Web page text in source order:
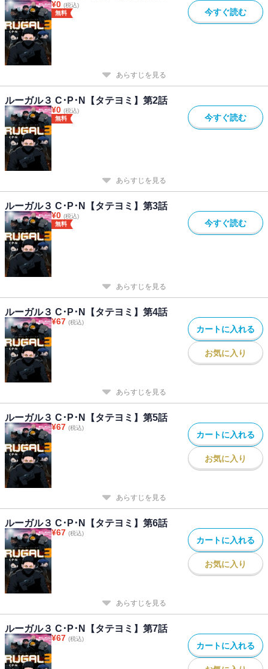
¥0 (税込)
無料
今すぐ読む
あらすじを見る
ルーガル３ C･P･N【タテヨミ】第2話
¥0 (税込)
無料
今すぐ読む
あらすじを見る
ルーガル３ C･P･N【タテヨミ】第3話
¥0 (税込)
無料
今すぐ読む
あらすじを見る
ルーガル３ C･P･N【タテヨミ】第4話
¥67 (税込)
カートに入れる
お気に入り
あらすじを見る
ルーガル３ C･P･N【タテヨミ】第5話
¥67 (税込)
カートに入れる
お気に入り
あらすじを見る
ルーガル３ C･P･N【タテヨミ】第6話
¥67 (税込)
カートに入れる
お気に入り
あらすじを見る
ルーガル３ C･P･N【タテヨミ】第7話
¥67 (税込)
カートに入れる